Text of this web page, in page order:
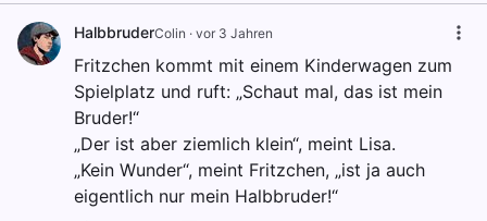
HalbbruderColin · vor 3 Jahren
Fritzchen kommt mit einem Kinderwagen zum
Spielplatz und ruft: „Schaut mal, das ist mein
Bruder!“
„Der ist aber ziemlich klein“, meint Lisa.
„Kein Wunder“, meint Fritzchen, „ist ja auch
eigentlich nur mein Halbbruder!“